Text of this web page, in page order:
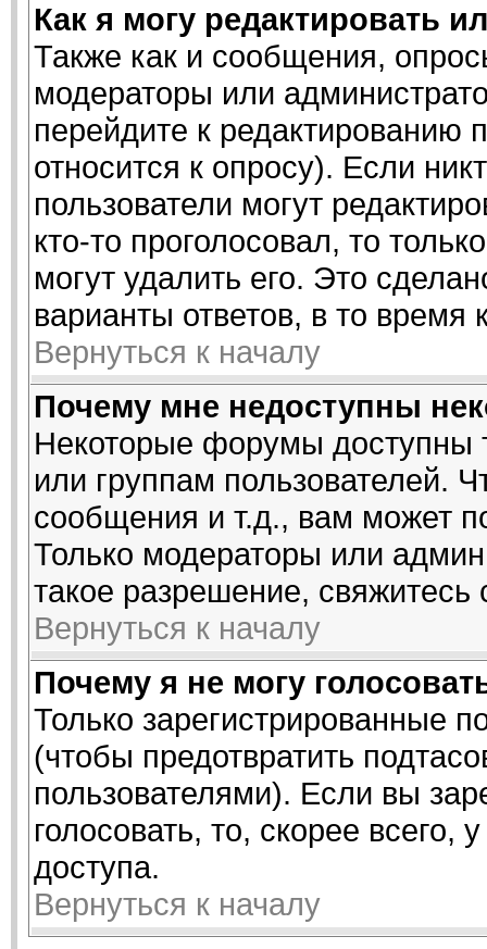
Как я могу редактировать
Также как и сообщения,
модераторы или
перейдите к редактированию
относится к опросу). Если
пользователи могут
кто-то проголосовал, то
могут удалить его. Это
варианты ответов, в то
Вернуться к началу
Почему мне недоступны
Некоторые форумы доступны
или группам пользователей.
сообщения и т.д., вам может
Только модераторы или
такое разрешение, свяжитесь
Вернуться к началу
Почему я не могу
Только зарегистрированные
(чтобы предотвратить
пользователями). Если вы
голосовать, то, скорее
доступа.
Вернуться к началу